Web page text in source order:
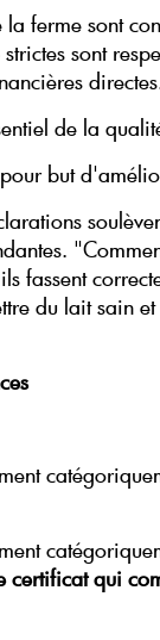
ferme sont
sont
de la
but
fassent
du lait sain
certificat qui